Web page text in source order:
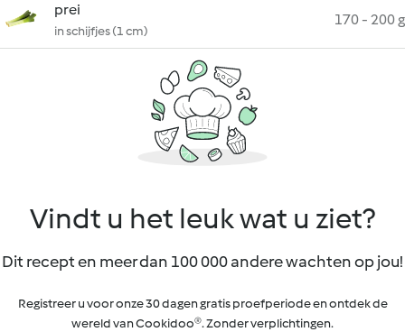
prei
in schijfjes (1 cm)
170 - 200 g
Vindt u het leuk wat u ziet?
Dit recept en meer dan 100 000 andere wachten op jou!
Registreer u voor onze 30 dagen gratis proefperiode en ontdek de
wereld van Cookidoo®. Zonder verplichtingen.